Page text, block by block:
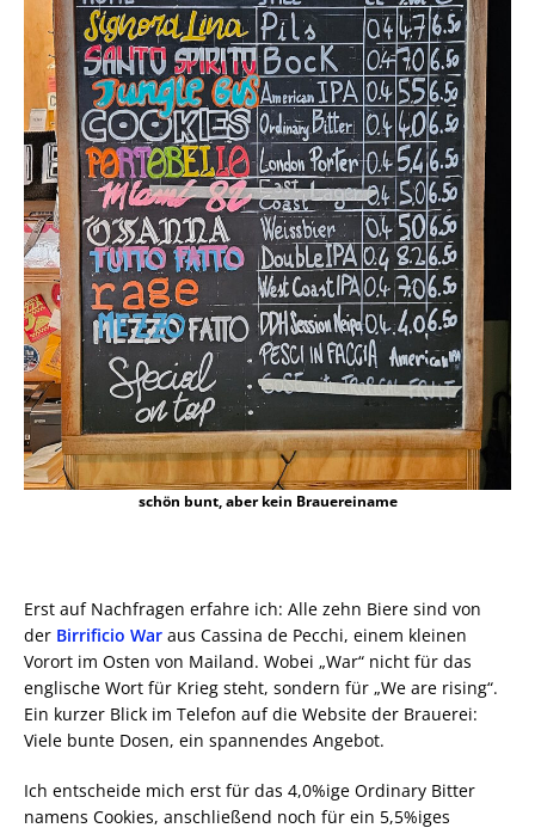
schön bunt, aber kein Brauereiname
Erst auf Nachfragen erfahre ich: Alle zehn Biere sind von
der Birrificio War aus Cassina de Pecchi, einem kleinen
Vorort im Osten von Mailand. Wobei „War“ nicht für das
englische Wort für Krieg steht, sondern für „We are rising“.
Ein kurzer Blick im Telefon auf die Website der Brauerei:
Viele bunte Dosen, ein spannendes Angebot.
Ich entscheide mich erst für das 4,0%ige Ordinary Bitter
namens Cookies, anschließend noch für ein 5,5%iges